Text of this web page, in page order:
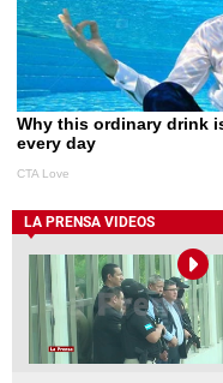
LA PRENSA VIDEOS